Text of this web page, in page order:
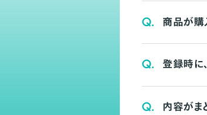
Q. 商品が購
Q. 登録時に
Q. 内容がま